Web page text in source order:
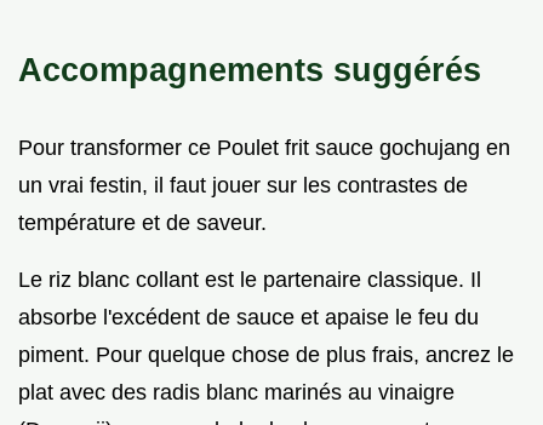
Accompagnements suggérés
Pour transformer ce Poulet frit sauce gochujang en
un vrai festin, il faut jouer sur les contrastes de
température et de saveur.
Le riz blanc collant est le partenaire classique. Il
absorbe l'excédent de sauce et apaise le feu du
piment. Pour quelque chose de plus frais, ancrez le
plat avec des radis blanc marinés au vinaigre